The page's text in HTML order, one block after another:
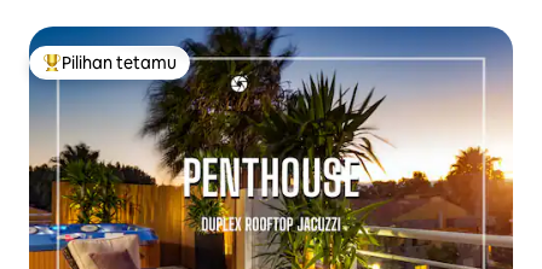
Pilihan utama tetamu
Pilihan tetamu